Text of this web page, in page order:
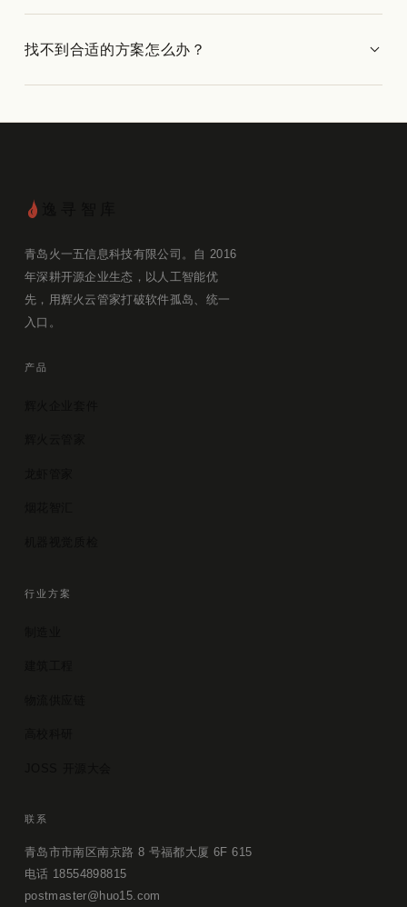
找不到合适的方案怎么办？
青岛火一五信息科技有限公司。自 2016
年深耕开源企业生态，以人工智能优
先，用辉火云管家打破软件孤岛、统一
入口。
产品
行业方案
联系
青岛市市南区南京路 8 号福都大厦 6F 615
电话 18554898815
postmaster@huo15.com